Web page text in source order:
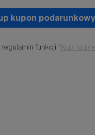
kupon podarunkowy
funkcji "Kup na